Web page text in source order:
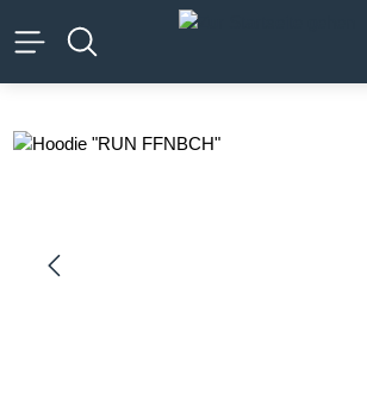
springen
Bildergalerie überspringen